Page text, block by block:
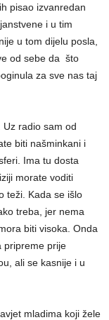
pisao izvanredan
i u tim
u tom dijelu posla,
od sebe da što
za sve nas taj
Uz radio sam od
biti našminkani i
Ima tu dosta
morate voditi
teži. Kada se išlo
treba, jer nema
biti visoka. Onda
pripreme prije
ali se kasnije i u
mladima koji žele